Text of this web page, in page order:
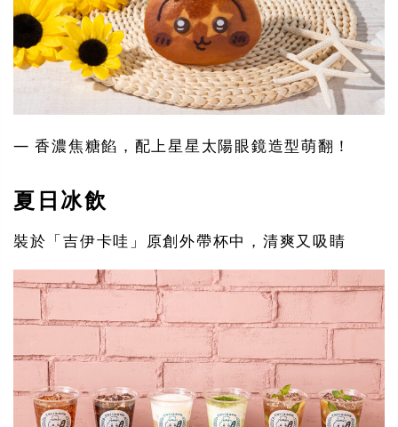
— 香濃焦糖餡，配上星星太陽眼鏡造型萌翻！
夏日冰飲
裝於「吉伊卡哇」原創外帶杯中，清爽又吸睛